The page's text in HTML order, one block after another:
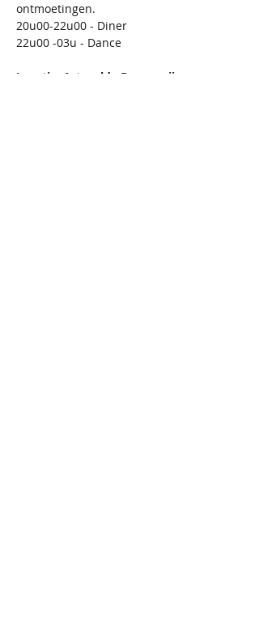
ontmoetingen.
20u00-22u00 - Diner
22u00 -03u - Dance
Locatie: Artevelde Brouwerij.